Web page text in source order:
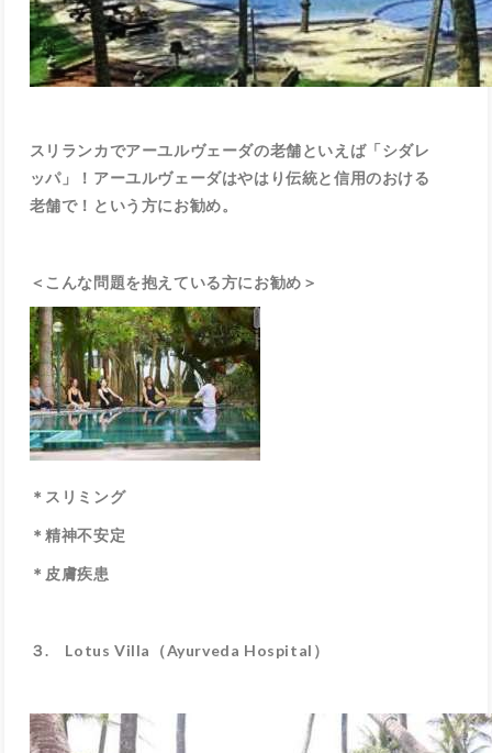
スリランカでアーユルヴェーダの老舗といえば「シダレ
ッパ」！アーユルヴェーダはやはり伝統と信用のおける
老舗で！という方にお勧め。
＜こんな問題を抱えている方にお勧め＞
＊スリミング
＊精神不安定
＊皮膚疾患
３. Lotus Villa （Ayurveda Hospital ）